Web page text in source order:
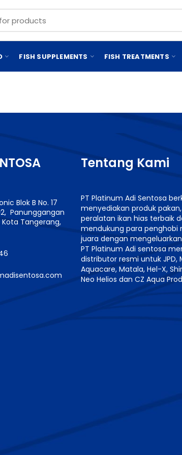
FISH SUPPLEMENTS FISH TREATMENTS
Blok B No. 17
Panunggangan
Kota Tangerang,
Tentang Kami
PT Platinum Adi Sentosa
menyediakan produk
peralatan ikan hias terbaik
mendukung para penghobi
juara dengan
PT Platinum Adi sentosa
distributor resmi untuk JPD,
Aquacare, Matala, Hel-X,
Neo Helios dan CZ Aqua